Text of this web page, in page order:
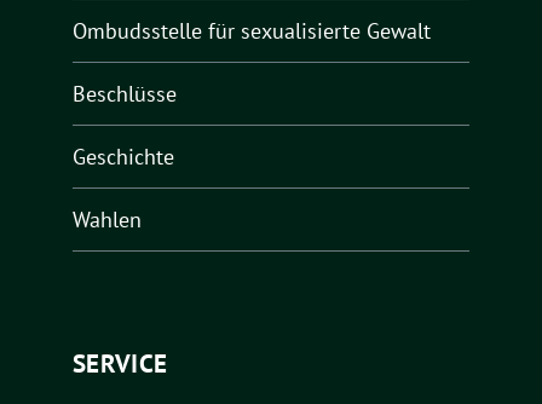
Ombudsstelle für sexualisierte Gewalt
Beschlüsse
Geschichte
Wahlen
SERVICE